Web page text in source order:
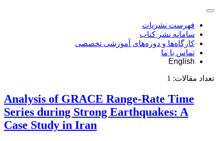
فهرست نشریات
سامانه نشر کتاب
کارگاه‌ها و دوره‌های آموزشی تخصصی
تماس با ما
English
تعداد مقالات: 1
Analysis of GRACE Range-Rate Time
Series during Strong Earthquakes: A
Case Study in Iran